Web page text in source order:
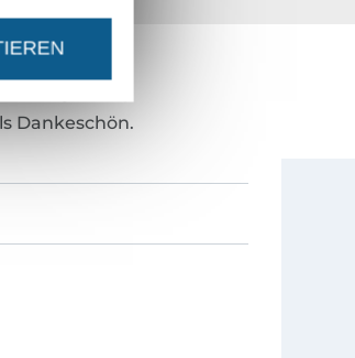
SEIN?
Dankeschön.